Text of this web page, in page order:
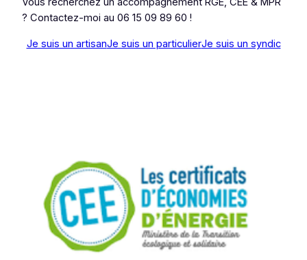
? Contactez-moi au 06 15 09 89 60 !
Je suis un artisanJe suis un particulierJe suis un syndic